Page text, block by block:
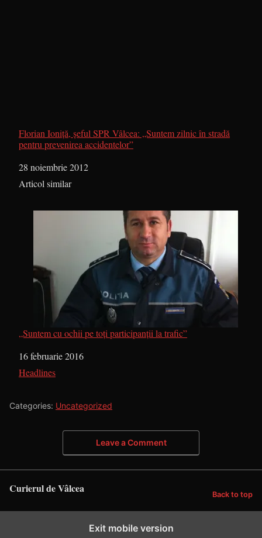
Florian Ioniţă, şeful SPR Vâlcea: „Suntem zilnic în stradă
pentru prevenirea accidentelor”
Dată
28 noiembrie 2012
În legătură cu
Articol similar
„Suntem cu ochii pe toţi participanţii la trafic”
Dată
16 februarie 2016
În legătură cu
Headlines
Categories: Uncategorized
Leave a Comment
Curierul de Vâlcea Back to top
Exit mobile version